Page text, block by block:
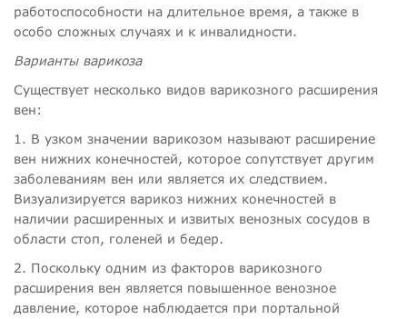
работоспособности на длительное время, а также в
особо сложных случаях и к инвалидности.
Варианты варикоза
Существует несколько видов варикозного расширения
вен:
1. В узком значении варикозом называют расширение
вен нижних конечностей, которое сопутствует другим
заболеваниям вен или является их следствием.
Визуализируется варикоз нижних конечностей в
наличии расширенных и извитых венозных сосудов в
области стоп, голеней и бедер.
2. Поскольку одним из факторов варикозного
расширения вен является повышенное венозное
давление, которое наблюдается при портальной